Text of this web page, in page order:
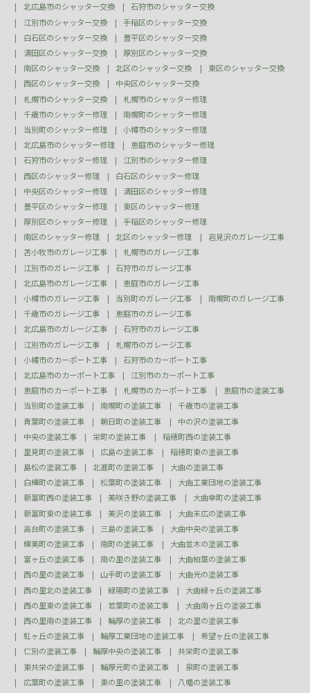
北広島市のシャッター交換
石狩市のシャッター交換
江別市のシャッター交換
手稲区のシャッター交換
白石区のシャッター交換
豊平区のシャッター交換
清田区のシャッター交換
厚別区のシャッター交換
南区のシャッター交換
北区のシャッター交換
東区のシャッター交換
西区のシャッター交換
中央区のシャッター交換
札幌市のシャッター交換
札幌市のシャッター修理
千歳市のシャッター修理
南幌町のシャッター修理
当別町のシャッター修理
小樽市のシャッター修理
北広島市のシャッター修理
恵庭市のシャッター修理
石狩市のシャッター修理
江別市のシャッター修理
西区のシャッター修理
白石区のシャッター修理
中央区のシャッター修理
清田区のシャッター修理
豊平区のシャッター修理
東区のシャッター修理
厚別区のシャッター修理
手稲区のシャッター修理
南区のシャッター修理
北区のシャッター修理
岩見沢のガレージ工事
苫小牧市のガレージ工事
札幌市のガレージ工事
江別市のガレージ工事
石狩市のガレージ工事
北広島市のガレージ工事
恵庭市のガレージ工事
小樽市のガレージ工事
当別町のガレージ工事
南幌町のガレージ工事
千歳市のガレージ工事
恵庭市のガレージ工事
北広島市のガレージ工事
石狩市のガレージ工事
江別市のガレージ工事
札幌市のガレージ工事
小樽市のカーポート工事
石狩市のカーポート工事
北広島市のカーポート工事
江別市のカーポート工事
恵庭市のカーポート工事
札幌市のカーポート工事
恵庭市の塗装工事
当別町の塗装工事
南幌町の塗装工事
千歳市の塗装工事
青葉町の塗装工事
朝日町の塗装工事
中の沢の塗装工事
中央の塗装工事
栄町の塗装工事
稲穂町西の塗装工事
里見町の塗装工事
広島の塗装工事
稲穂町東の塗装工事
島松の塗装工事
北進町の塗装工事
大曲の塗装工事
白樺町の塗装工事
松葉町の塗装工事
大曲工業団地の塗装工事
新富町西の塗装工事
美咲き野の塗装工事
大曲幸町の塗装工事
新富町東の塗装工事
美沢の塗装工事
大曲末広の塗装工事
高台町の塗装工事
三島の塗装工事
大曲中央の塗装工事
輝美町の塗装工事
南町の塗装工事
大曲並木の塗装工事
富ヶ丘の塗装工事
南の里の塗装工事
大曲柏葉の塗装工事
西の里の塗装工事
山手町の塗装工事
大曲光の塗装工事
西の里北の塗装工事
緑陽町の塗装工事
大曲緑ヶ丘の塗装工事
西の里東の塗装工事
若葉町の塗装工事
大曲南ヶ丘の塗装工事
西の里南の塗装工事
輪厚の塗装工事
北の里の塗装工事
虹ヶ丘の塗装工事
輪厚工業団地の塗装工事
希望ヶ丘の塗装工事
仁別の塗装工事
輪厚中央の塗装工事
共栄町の塗装工事
東共栄の塗装工事
輪厚元町の塗装工事
泉町の塗装工事
広葉町の塗装工事
東の里の塗装工事
八幡の塗装工事